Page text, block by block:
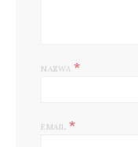
NAZWA *
EMAIL *